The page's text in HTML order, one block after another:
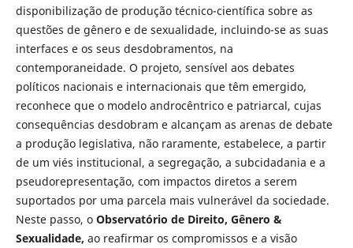
disponibilização de produção técnico-científica sobre as
questões de gênero e de sexualidade, incluindo-se as suas
interfaces e os seus desdobramentos, na
contemporaneidade. O projeto, sensível aos debates
políticos nacionais e internacionais que têm emergido,
reconhece que o modelo androcêntrico e patriarcal, cujas
consequências desdobram e alcançam as arenas de debate
a produção legislativa, não raramente, estabelece, a partir
de um viés institucional, a segregação, a subcidadania e a
pseudorepresentação, com impactos diretos a serem
suportados por uma parcela mais vulnerável da sociedade.
Neste passo, o Observatório de Direito, Gênero &
Sexualidade, ao reafirmar os compromissos e a visão